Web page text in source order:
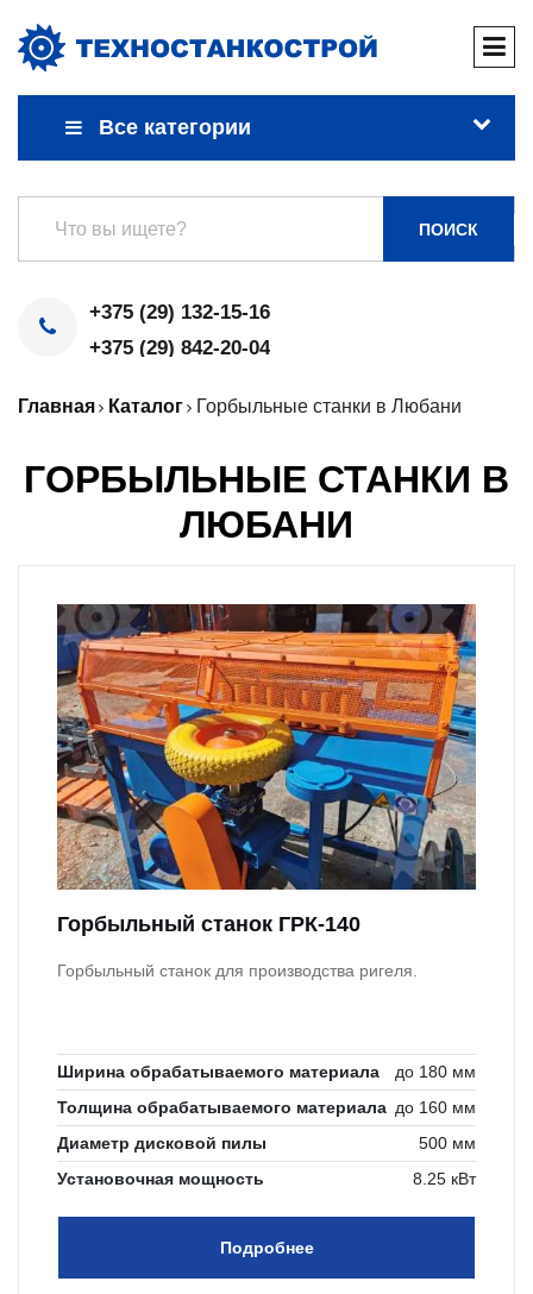
Все категории
ПОИСК
+375 (29) 132-15-16
+375 (29) 842-20-04
Главная Каталог Горбыльные станки в Любани
ГОРБЫЛЬНЫЕ СТАНКИ В
ЛЮБАНИ
Горбыльный станок ГРК-140
Горбыльный станок для производства ригеля.
Ширина обрабатываемого материала
до 180 мм
Толщина обрабатываемого материала до 160 мм
Диаметр дисковой пилы
500 мм
Установочная мощность
8.25 кВт
Подробнее